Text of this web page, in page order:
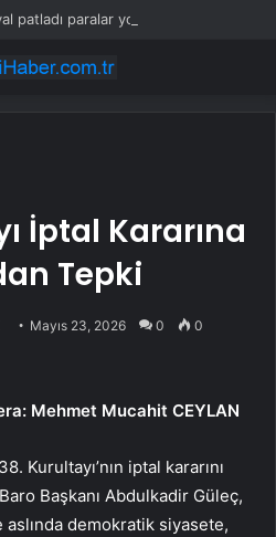
paralar yola saçıldı
İptal Kararına
Tepki
Mayıs 23, 2026 0 0
Mehmet Mucahit CEYLAN
Kurultayı’nın iptal kararını
Başkanı Abdulkadir Güleç,
aslında demokratik siyasete,